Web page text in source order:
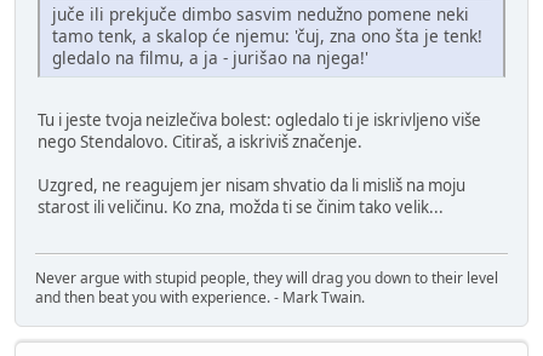
juče ili prekjuče dimbo sasvim nedužno pomene neki
tamo tenk, a skalop će njemu: 'čuj, zna ono šta je tenk!
gledalo na filmu, a ja - jurišao na njega!'
Tu i jeste tvoja neizlečiva bolest: ogledalo ti je iskrivljeno više
nego Stendalovo. Citiraš, a iskriviš značenje.
Uzgred, ne reagujem jer nisam shvatio da li misliš na moju
starost ili veličinu. Ko zna, možda ti se činim tako velik...
Never argue with stupid people, they will drag you down to their level
and then beat you with experience. - Mark Twain.